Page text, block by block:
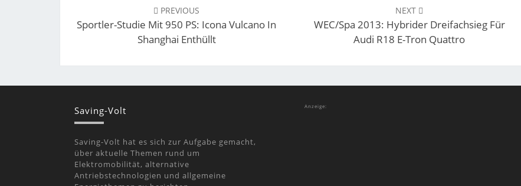
PREVIOUS
Sportler-Studie Mit 950 PS: Icona Vulcano In
Shanghai Enthüllt
NEXT
WEC/Spa 2013: Hybrider Dreifachsieg Für
Audi R18 E-Tron Quattro
Saving-Volt
Saving-Volt hat es sich zur Aufgabe gemacht,
über aktuelle Themen rund um
Elektromobilität, alternative
Antriebstechnologien und allgemeine
Anzeige: